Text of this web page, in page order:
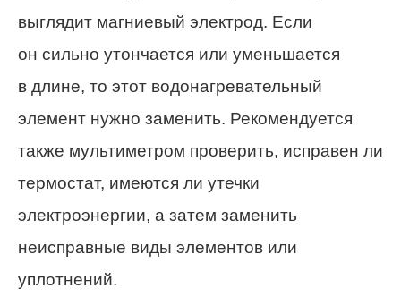
выглядит магниевый электрод. Если
он сильно утончается или уменьшается
в длине, то этот водонагревательный
элемент нужно заменить. Рекомендуется
также мультиметром проверить, исправен ли
термостат, имеются ли утечки
электроэнергии, а затем заменить
неисправные виды элементов или
уплотнений.